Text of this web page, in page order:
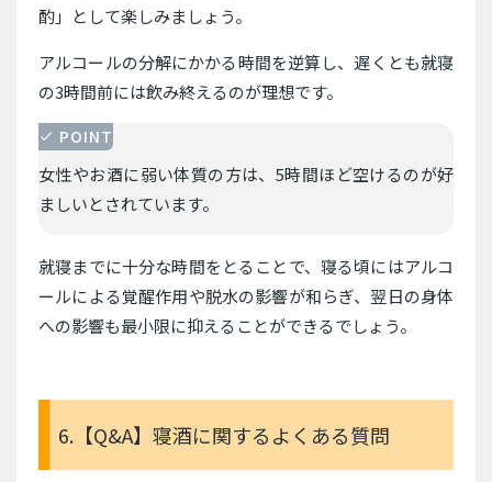
酌」として楽しみましょう。
アルコールの分解にかかる時間を逆算し、遅くとも就寝
の3時間前には飲み終えるのが理想です。
POINT
女性やお酒に弱い体質の方は、5時間ほど空けるのが好
ましいとされています。
就寝までに十分な時間をとることで、寝る頃にはアルコ
ールによる覚醒作用や脱水の影響が和らぎ、翌日の身体
への影響も最小限に抑えることができるでしょう。
6.【Q&A】寝酒に関するよくある質問